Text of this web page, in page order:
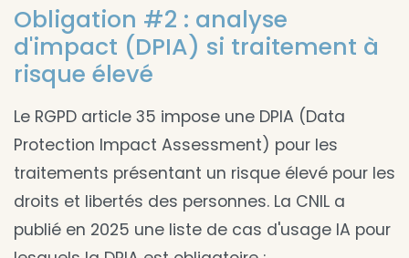
Obligation #2 : analyse
d'impact (DPIA) si traitement à
risque élevé
Le RGPD article 35 impose une DPIA (Data
Protection Impact Assessment) pour les
traitements présentant un risque élevé pour les
droits et libertés des personnes. La CNIL a
publié en 2025 une liste de cas d'usage IA pour